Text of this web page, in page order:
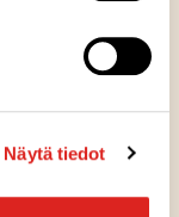
Näytä tiedot